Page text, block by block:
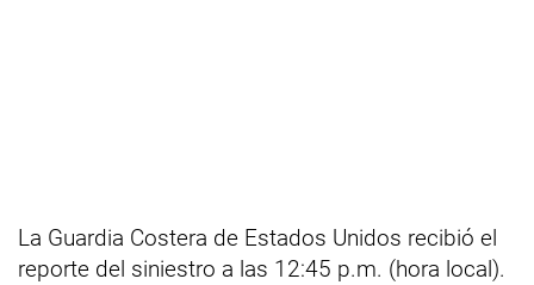
La Guardia Costera de Estados Unidos recibió el
reporte del siniestro a las 12:45 p.m. (hora local).